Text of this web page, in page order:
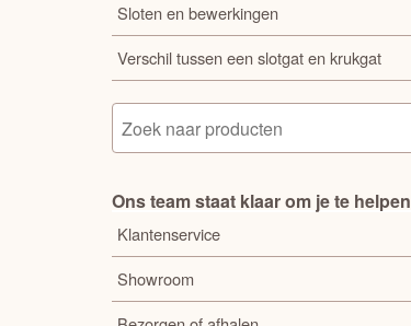
Sloten en bewerkingen
Verschil tussen een slotgat en krukgat
Ons team staat klaar om je te helpen
Klantenservice
Showroom